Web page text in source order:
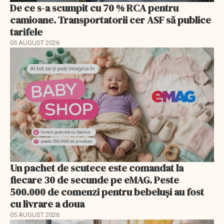
De ce s-a scumpit cu 70 % RCA pentru
camioane. Transportatorii cer ASF să publice
tarifele
05 AUGUST 2026
Un pachet de scutece este comandat la
fiecare 30 de secunde pe eMAG. Peste
500.000 de comenzi pentru bebeluși au fost
cu livrare a doua
05 AUGUST 2026